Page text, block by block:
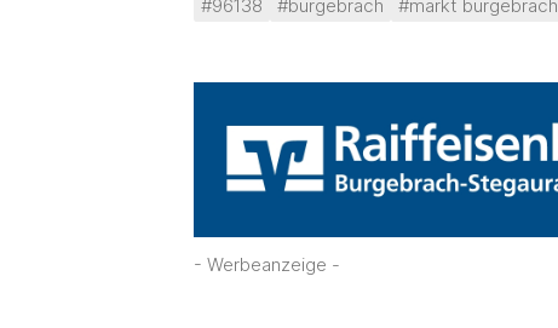
#96138 #burgebrach #markt burgebrach
- Werbeanzeige -